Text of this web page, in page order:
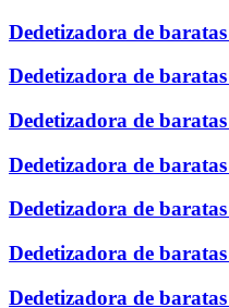
Dedetizadora de
Dedetizadora de
Dedetizadora de
Dedetizadora de
Dedetizadora de
Dedetizadora de
Dedetizadora de